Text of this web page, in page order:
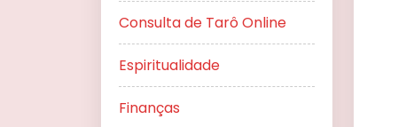
Consulta de Tarô Online
Espiritualidade
Finanças